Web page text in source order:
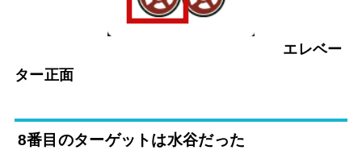
エレベー
ター正面
8番目のターゲットは水谷だった